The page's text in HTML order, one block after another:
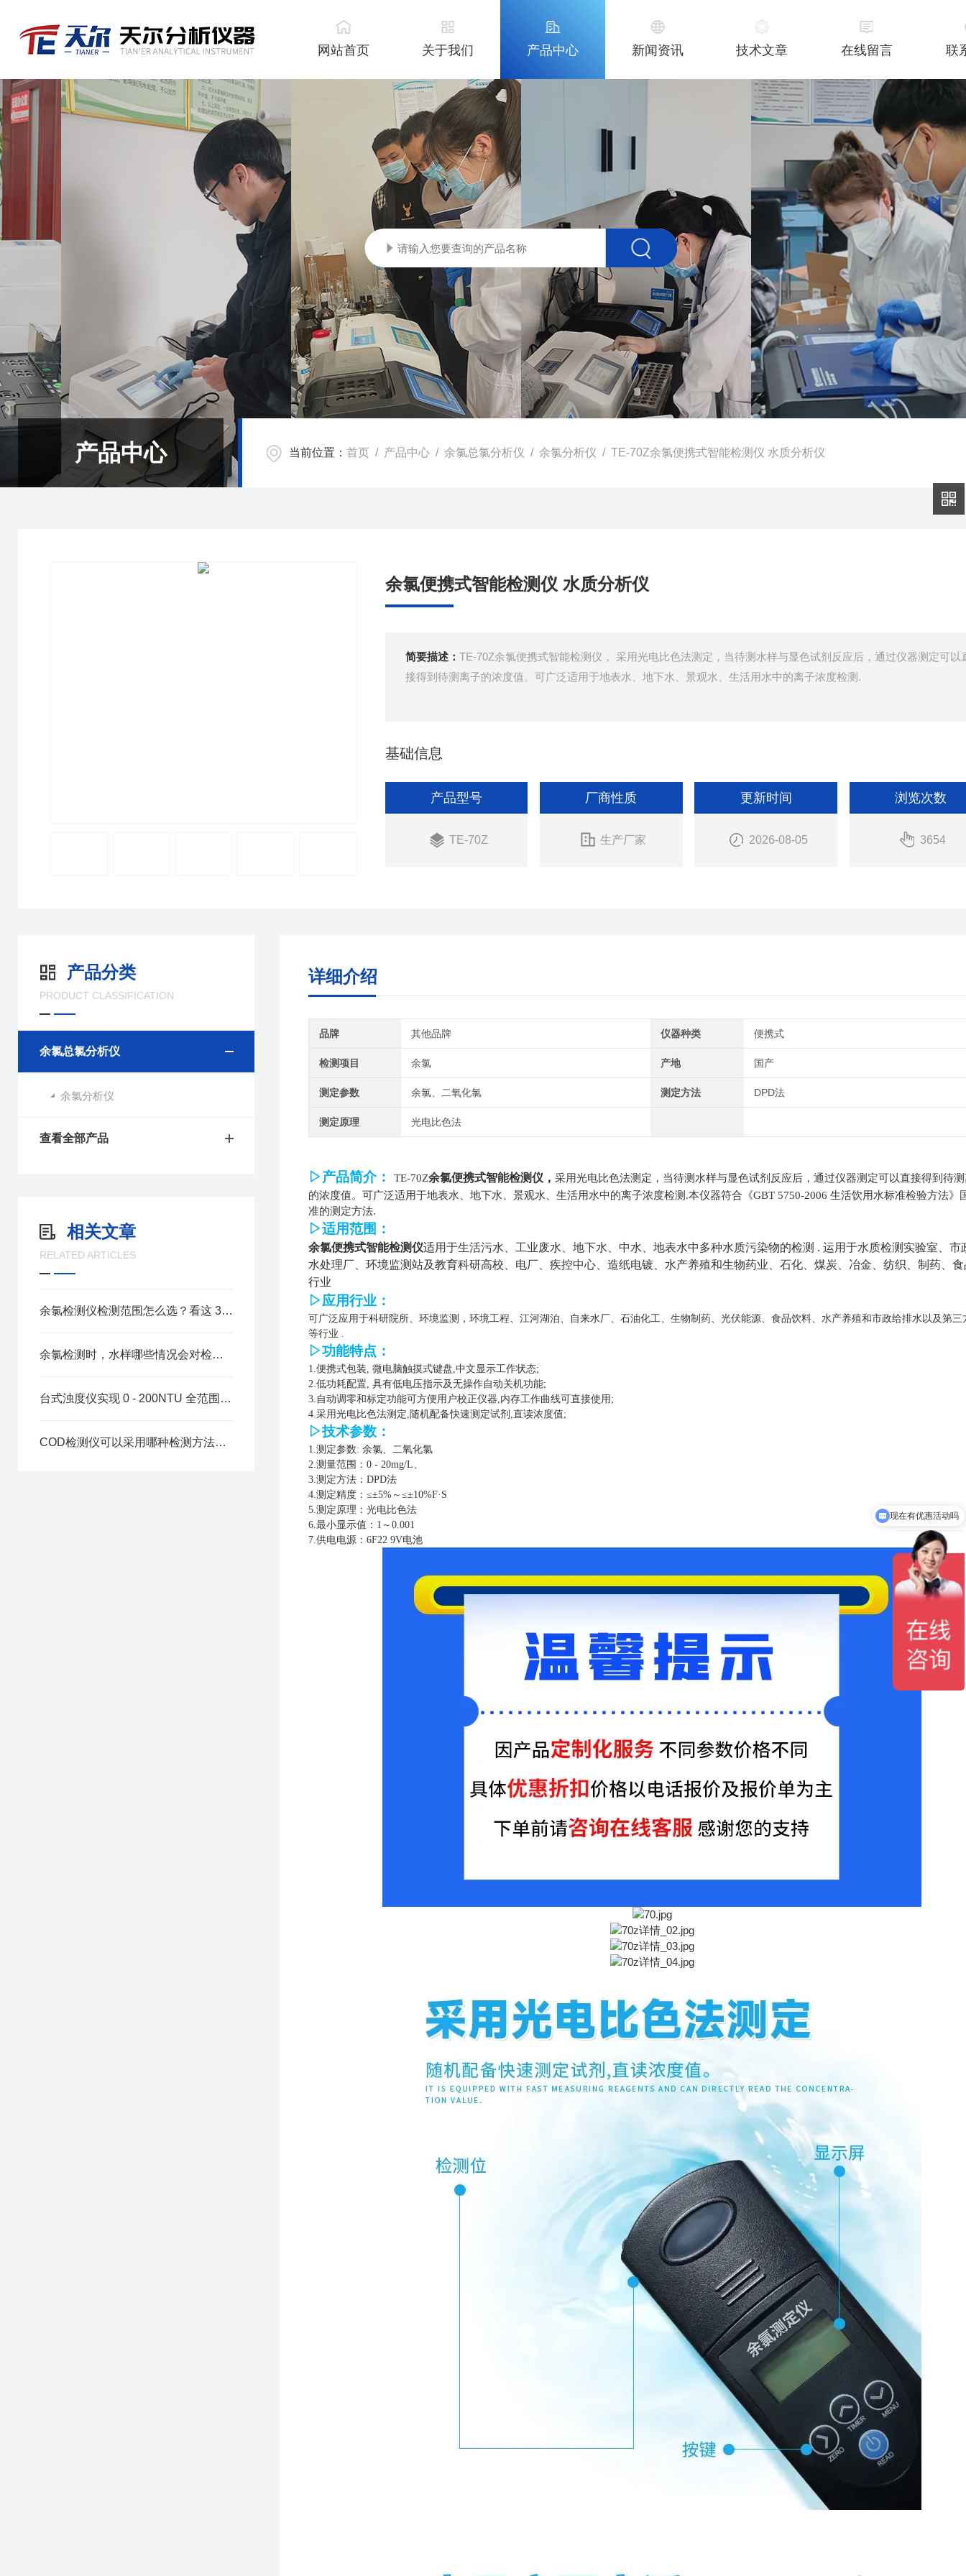
网站首页 关于我们 产品中心 新闻资讯 技术文章 在线留言 联
产品中心 当前位置： 首页 / 产品中心 / 余氯总氯分析仪 / 余氯分析仪 / TE-70Z余氯便携式智能检测仪 水质分析仪
余氯便携式智能检测仪 水质分析仪
简要描述： TE-70Z余氯便携式智能检测仪， 采用光电比色法测定，当待测水样与显色试剂反应后，通过仪器测定可以
接得到待测离子的浓度值。可广泛适用于地表水、地下水、景观水、生活用水中的离子浓度检测.
基础信息
产品型号
TE-70Z
厂商性质
生产厂家
更新时间
2026-08-05
浏览次数
3654
产品分类
PRODUCT CLASSIFICATION
余氯总氯分析仪
余氯分析仪
查看全部产品
相关文章
RELATED ARTICLES
余氯检测仪检测范围怎么选？看这 3 点就够
余氯检测时，水样哪些情况会对检测结果造成影响？
台式浊度仪实现 0 - 200NTU 全范围浊度检测的技术优势
COD检测仪可以采用哪种检测方法？各有什么优缺点
详细介绍
品牌 其他品牌 仪器种类 便携式
检测项目 余氯 产地 国产
测定参数 余氯、二氧化氯 测定方法 DPD法
测定原理 光电比色法
▷产品简介： TE-70Z余氯便携式智能检测仪 ， 采用光电比色法测定，当待测水样与显色试剂反应后，通过仪器测定可以直接得到待
的浓度值。 可广泛适用于地表水、地下水、景观水、生活用水中的离子浓度检测.本仪器符合《GBT 5750-2006 生活饮用水标准检验方法》
准的测定方法.
▷适用范围：
余氯便携式智能检测仪适用于生活污水、工业废水、地下水、中水、地表水中多种水质污染物的检测 . 运用于水质检测实验室、市
水处理厂、环境监测站及教育科研高校、电厂、疾控中心、造纸电镀、水产养殖和生物药业、石化、煤炭、冶金、纺织、制药、
行业
▷应用行业：
可广泛应用于科研院所、环境监测，环境工程、江河湖泊、自来水厂、石油化工、生物制药、光伏能源、食品饮料、水产养殖和市政给排水以及第三
等行业 .
▷功能特点 ：
1.便携式包装, 微电脑触摸式键盘,中文显示工作状态;
2.低功耗配置, 具有低电压指示及无操作自动关机功能;
3.自动调零和标定功能可方便用户校正仪器,内存工作曲线可直接使用;
4.采用光电比色法测定,随机配备快速测定试剂,直读浓度值;
▷技术参数 ：
1.测定参数: 余氯、 二氧化氯
2.测量范围： 0 - 20mg/L、
3.测定方法： DPD法
4.测定精度： ≤±5%～≤±10%F· S
5.测定原理：光电比色法
6.最小显示值： 1～0.001
7.供电电源： 6F22 9V电池
可以检测哪些指标